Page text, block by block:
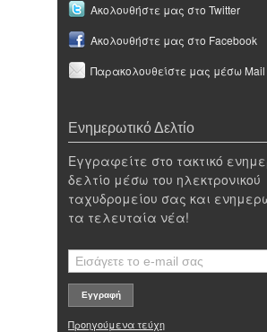
Ακολουθήστε μας στο Twitter
Ακολουθήστε μας στο Facebook
Παρακολουθείστε μας μέσω Mail
Ενημερωτικό Δελτίο
Εγγραφείτε στο τακτικό
δελτίο μέσω του ηλεκτρονικού
ταχυδρομείου σας και
τα τελευταία νέα!
Προηγούμενα τεύχη